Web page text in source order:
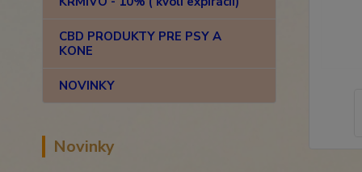
CBD PRODUKTY PRE PSY A
KONE
NOVINKY
Novinky